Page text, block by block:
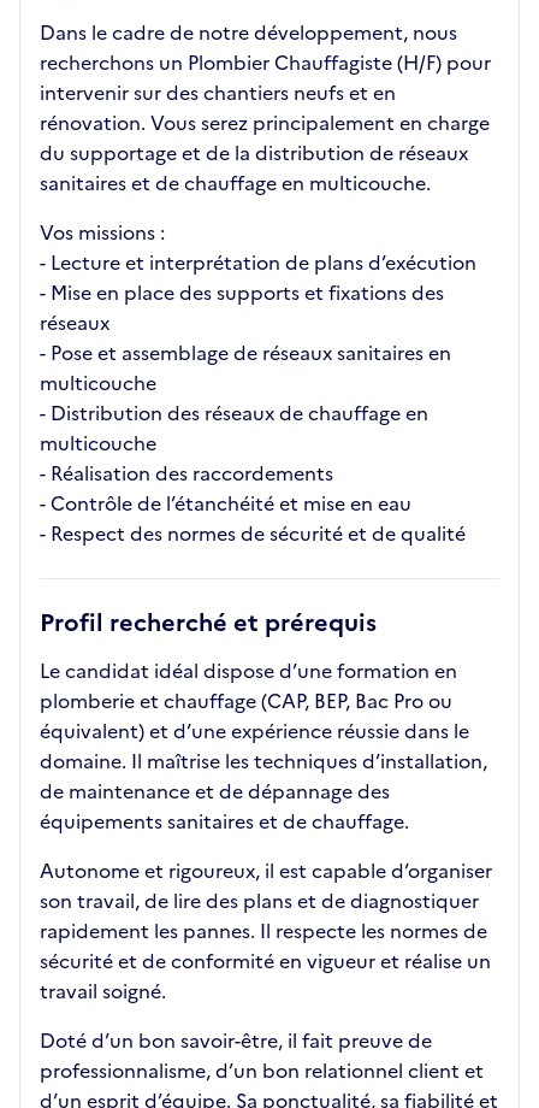
Dans le cadre de notre développement, nous
recherchons un Plombier Chauffagiste (H/F) pour
intervenir sur des chantiers neufs et en
rénovation. Vous serez principalement en charge
du supportage et de la distribution de réseaux
sanitaires et de chauffage en multicouche.
Vos missions :
- Lecture et interprétation de plans d’exécution
- Mise en place des supports et fixations des
réseaux
- Pose et assemblage de réseaux sanitaires en
multicouche
- Distribution des réseaux de chauffage en
multicouche
- Réalisation des raccordements
- Contrôle de l’étanchéité et mise en eau
- Respect des normes de sécurité et de qualité
Profil recherché et prérequis
Le candidat idéal dispose d’une formation en
plomberie et chauffage (CAP, BEP, Bac Pro ou
équivalent) et d’une expérience réussie dans le
domaine. Il maîtrise les techniques d’installation,
de maintenance et de dépannage des
équipements sanitaires et de chauffage.
Autonome et rigoureux, il est capable d’organiser
son travail, de lire des plans et de diagnostiquer
rapidement les pannes. Il respecte les normes de
sécurité et de conformité en vigueur et réalise un
travail soigné.
Doté d’un bon savoir-être, il fait preuve de
professionnalisme, d’un bon relationnel client et
d’un esprit d’équipe. Sa ponctualité, sa fiabilité et